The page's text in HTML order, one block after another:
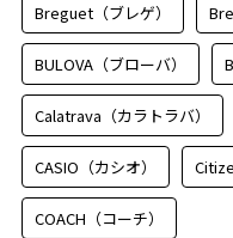
Breguet（ブレゲ）
BULOVA（ブローバ）
Calatrava（カラトラバ）
CASIO（カシオ）
COACH（コーチ）